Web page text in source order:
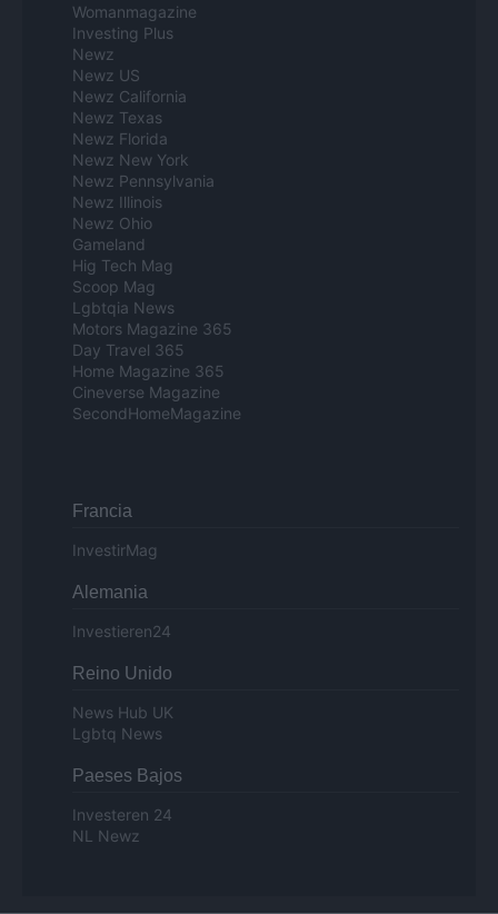
Womanmagazine
Investing Plus
Newz
Newz US
Newz California
Newz Texas
Newz Florida
Newz New York
Newz Pennsylvania
Newz Illinois
Newz Ohio
Gameland
Hig Tech Mag
Scoop Mag
Lgbtqia News
Motors Magazine 365
Day Travel 365
Home Magazine 365
Cineverse Magazine
SecondHomeMagazine
Francia
InvestirMag
Alemania
Investieren24
Reino Unido
News Hub UK
Lgbtq News
Paeses Bajos
Investeren 24
NL Newz